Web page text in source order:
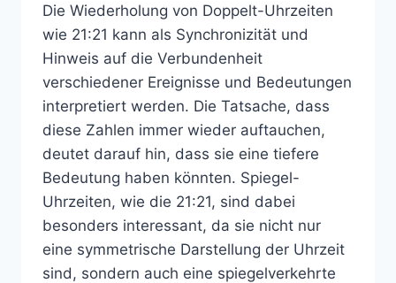
Die Wiederholung von Doppelt-Uhrzeiten
wie 21:21 kann als Synchronizität und
Hinweis auf die Verbundenheit
verschiedener Ereignisse und Bedeutungen
interpretiert werden. Die Tatsache, dass
diese Zahlen immer wieder auftauchen,
deutet darauf hin, dass sie eine tiefere
Bedeutung haben könnten. Spiegel-
Uhrzeiten, wie die 21:21, sind dabei
besonders interessant, da sie nicht nur
eine symmetrische Darstellung der Uhrzeit
sind, sondern auch eine spiegelverkehrte